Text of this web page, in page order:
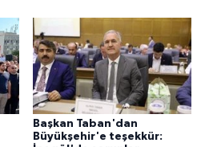
Başkan Taban'dan
Büyükşehir'e teşekkür: